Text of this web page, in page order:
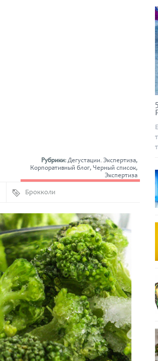
Рубрики: Дегустации. Экспертиза,
Корпоративный блог,Черный список,
Экспертиза
Брокколи